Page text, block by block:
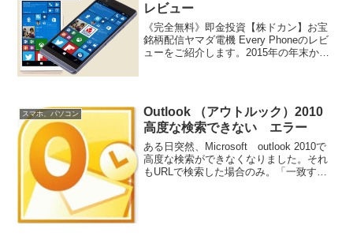
レビュー
《完全無料》即金投資【株ドカン】お宝
銘柄配信ヤマダ電機 Every Phoneのレビ
ューをご紹介します。2015年の年末から
スマホ、パソコン
Outlook （アウトルック）2010
高度な検索できない エラー
ある日突然、Microsoft outlook 2010で
高度な検索ができなくなりました。それ
もURLで検索した場合のみ。「一致する